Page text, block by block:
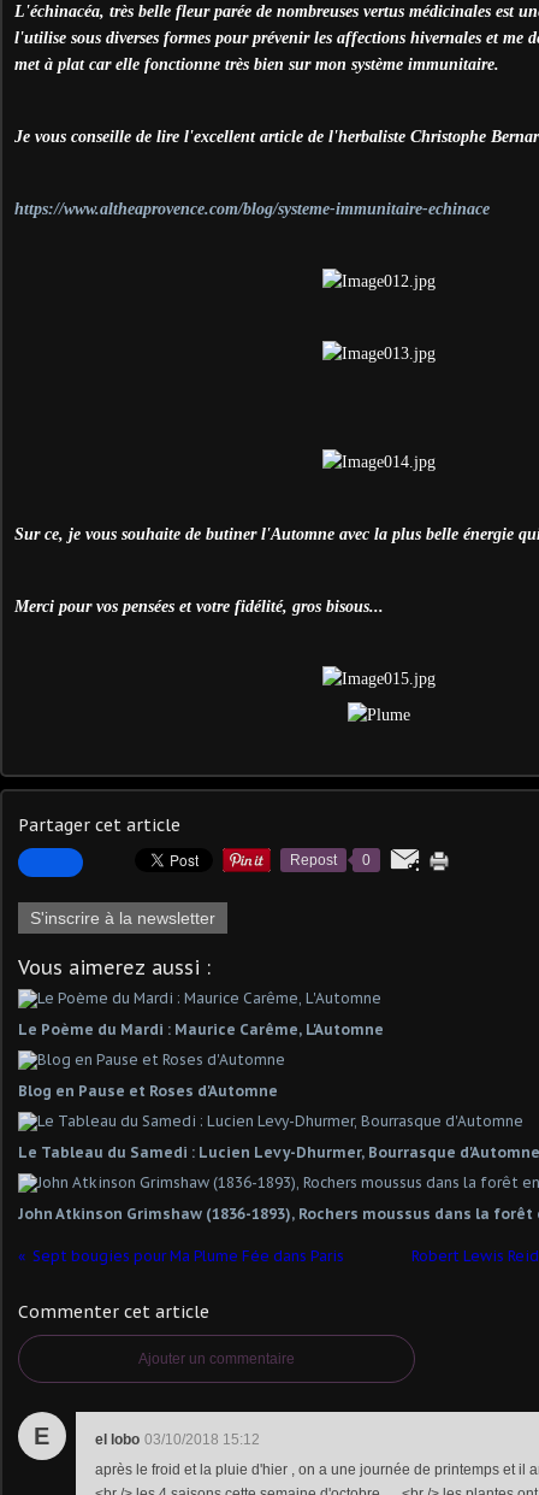
L'échinacéa, très belle fleur parée de nombreuses vertus médicinales est
l'utilise sous diverses formes pour prévenir les affections hivernales et me
met à plat car elle fonctionne très bien sur mon système immunitaire.
Je vous conseille de lire l'excellent article de l'herbaliste Christophe
https://www.altheaprovence.com/blog/systeme-immunitaire-echinace
Sur ce, je vous souhaite de butiner l'Automne avec la plus belle énergie
Merci pour vos pensées et votre fidélité, gros bisous...
Partager cet article
Repost 0
S'inscrire à la newsletter
Vous aimerez aussi :
Le Poème du Mardi : Maurice Carême, L'Automne
Blog en Pause et Roses d'Automne
Le Tableau du Samedi : Lucien Levy-Dhurmer, Bourrasque d'Automne
John Atkinson Grimshaw (1836-1893), Rochers moussus dans la forêt
Sept bougies pour Ma Plume Fée dans Paris Robert Lewis
Commenter cet article
Ajouter un commentaire
E el lobo 03/10/2018 15:12
après le froid et la pluie d'hier , on a une journée de printemps et il